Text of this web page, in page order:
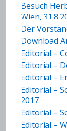
Besuch
Wien,
Der
Download
Editorial –
Editorial –
Editorial –
Editorial –
2017
Editorial –
Editorial –